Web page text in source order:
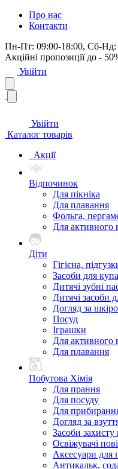
Про нас
Контакти
Пн-Пт: 09:00-18:00, Сб-Нд:
Акційні пропозиції до -
Увійти
Увійти
Каталог товарів
Акції
Відпочинок
Для пікніка
Для плавання
Фольга,
Для активного
Діти
Гігієна,
Засоби для
Дитячі зубні
Дитячі засоби
Догляд за
Посуд
Іграшки
Для активного
Для плавання
Побутова Хімія
Для прання
Для посуду
Для
Догляд за
Засоби захисту
Освіжувачі
Аксесуари для
Антикальк,